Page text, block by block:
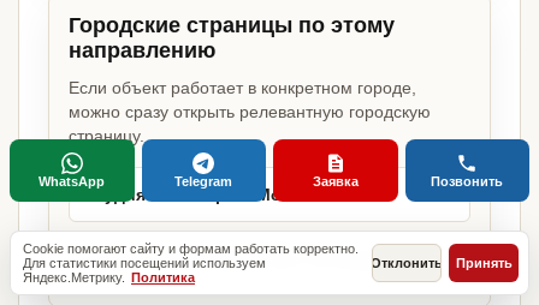
Городские страницы по этому
направлению
Если объект работает в конкретном городе,
можно сразу открыть релевантную городскую
страницу.
Студия маникюра в Москве
Студия маникюра в Санкт-Петербурге
Cookie помогают сайту и формам работать корректно.
Для статистики посещений используем
Яндекс.Метрику. Политика
Отклонить Принять
WhatsApp Telegram Заявка Позвонить